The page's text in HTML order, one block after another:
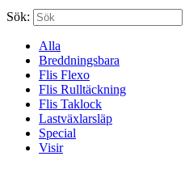
Sök:
Alla
Breddningsbara
Flis Flexo
Flis Rulltäckning
Flis Taklock
Lastväxlarsläp
Special
Visir